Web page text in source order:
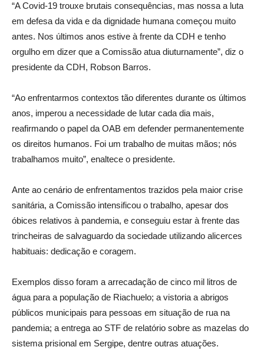
“A Covid-19 trouxe brutais consequências, mas nossa a luta
em defesa da vida e da dignidade humana começou muito
antes. Nos últimos anos estive à frente da CDH e tenho
orgulho em dizer que a Comissão atua diuturnamente”, diz o
presidente da CDH, Robson Barros.
“Ao enfrentarmos contextos tão diferentes durante os últimos
anos, imperou a necessidade de lutar cada dia mais,
reafirmando o papel da OAB em defender permanentemente
os direitos humanos. Foi um trabalho de muitas mãos; nós
trabalhamos muito”, enaltece o presidente.
Ante ao cenário de enfrentamentos trazidos pela maior crise
sanitária, a Comissão intensificou o trabalho, apesar dos
óbices relativos à pandemia, e conseguiu estar à frente das
trincheiras de salvaguardo da sociedade utilizando alicerces
habituais: dedicação e coragem.
Exemplos disso foram a arrecadação de cinco mil litros de
água para a população de Riachuelo; a vistoria a abrigos
públicos municipais para pessoas em situação de rua na
pandemia; a entrega ao STF de relatório sobre as mazelas do
sistema prisional em Sergipe, dentre outras atuações.